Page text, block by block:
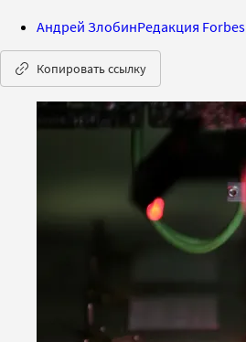
Андрей ЗлобинРедакция Forbes
Копировать ссылку